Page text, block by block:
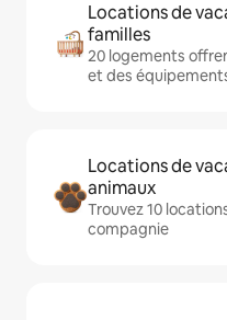
Locations de
familles
20 logements
et des
Locations de
animaux
Trouvez 10
compagnie